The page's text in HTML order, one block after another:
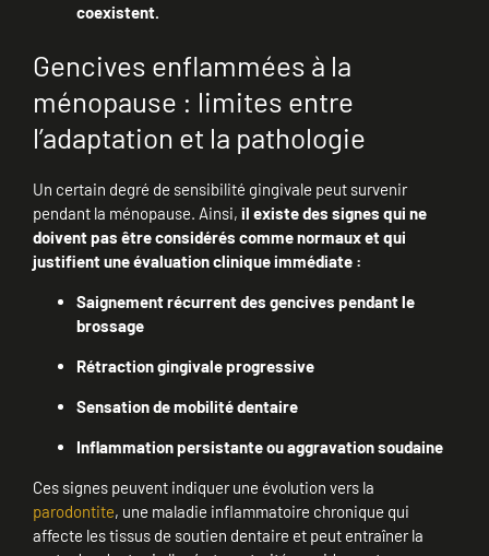
coexistent.
Gencives enflammées à la
ménopause : limites entre
l’adaptation et la pathologie
Un certain degré de sensibilité gingivale peut survenir
pendant la ménopause. Ainsi, il existe des signes qui ne
doivent pas être considérés comme normaux et qui
justifient une évaluation clinique immédiate :
Saignement récurrent des gencives pendant le
brossage
Rétraction gingivale progressive
Sensation de mobilité dentaire
Inflammation persistante ou aggravation soudaine
Ces signes peuvent indiquer une évolution vers la
parodontite, une maladie inflammatoire chronique qui
affecte les tissus de soutien dentaire et peut entraîner la